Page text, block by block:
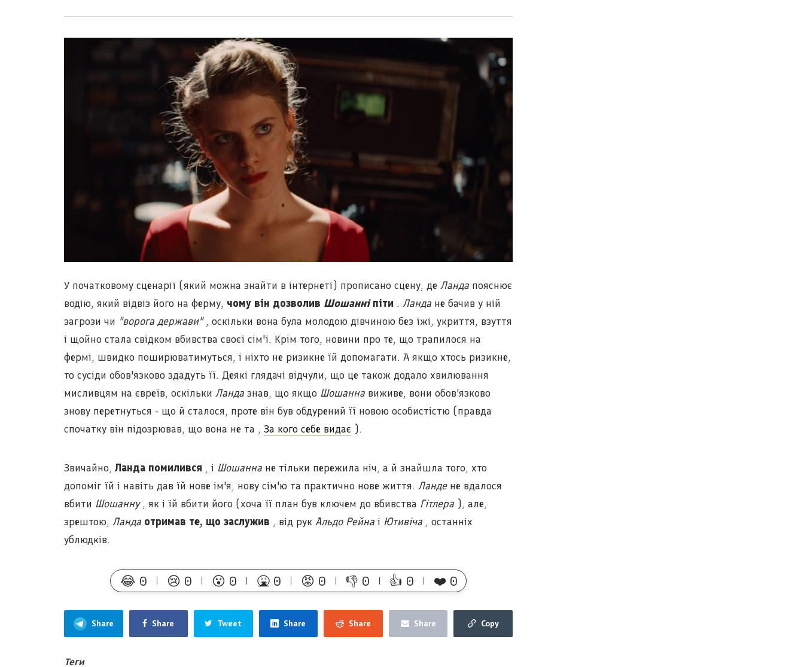
У початковому сценарії (який можна знайти в інтернеті) прописано сцену, де Ланда пояснює
водію, який відвіз його на ферму, чому він дозволив Шошанніпіти . Ланда не бачив у ній
загрози чи "ворога держави", оскільки вона була молодою дівчиною без їжі, укриття, взуття
і щойно стала свідком вбивства своєї сім'ї. Крім того, новини про те, що трапилося на
фермі, швидко поширюватимуться, і ніхто не ризикне їй допомагати. А якщо хтось ризикне,
то сусіди обов'язково здадуть її. Деякі глядачі відчули, що це також додало хвилювання
мисливцям на євреїв, оскільки Ланда знав, що якщо Шошанна виживе, вони обов'язково
знову перетнуться - що й сталося, проте він був обдурений її новою особистістю (правда
спочатку він підозрював, що вона не та , За кого себе видає ).
Звичайно, Ланда помилився , і Шошанна не тільки пережила ніч, а й знайшла того, хто
допоміг їй і навіть дав їй нове ім'я, нову сім'ю та практично нове життя. Ландене вдалося
вбити Шошанну, як і їй вбити його (хоча її план був ключем до вбивства Гітлера ), але,
зрештою, Ланда отримав те, що заслужив , від рук Альдо Рейна і Ютивіча , останніх
ублюдків.
😂 0 😢 0 😮 0 🤮 0 😡 0 👎 0 👍 0 ❤️ 0
Share Share Tweet Share Share Share Copy
Теги